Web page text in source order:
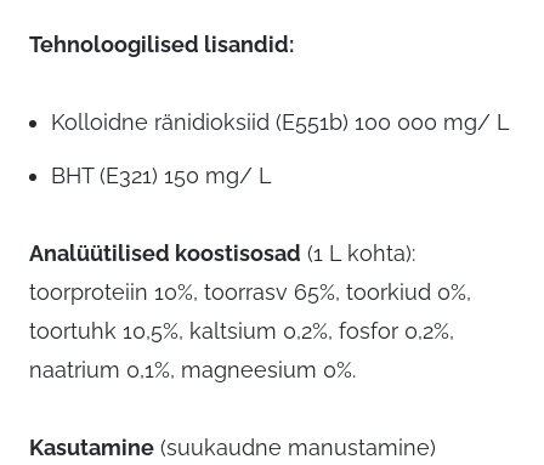
Tehnoloogilised lisandid:
Kolloidne ränidioksiid (E551b) 100 000 mg/ L
BHT (E321) 150 mg/ L
Analüütilised koostisosad (1 L kohta):
toorproteiin 10%, toorrasv 65%, toorkiud 0%,
toortuhk 10,5%, kaltsium 0,2%, fosfor 0,2%,
naatrium 0,1%, magneesium 0%.
Kasutamine (suukaudne manustamine)